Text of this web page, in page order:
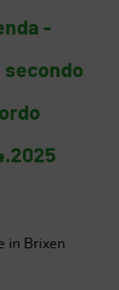
-
in Brixen